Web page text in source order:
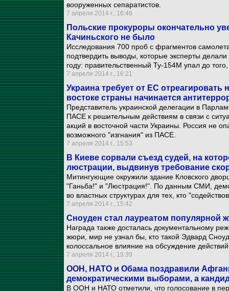
вооруженных сепаратистов.
7 апреля 2014 г., 16:46
Польские прокуроры окончательно
Качиньского не было
Исследования 700 проб с фрагментов
подтвердить выводы, которые эксперты
году: правительственный Ту-154М упал до
7 апреля 2014 г., 16:21
Украина требует от ЕС
востоке страны начинается
Представитель украинской делегации в
ПАСЕ к решительным действиям в связи с
акций в восточной части Украины. Россия не
возможного "изгнания" из ПАСЕ.
7 апреля 2014 г., 15:53
В Киеве сорвали съезд судей, на
люстрации, выдвинув требование
Митингующие окружили здание Кловского
"Ганьба!" и "Люстрация!". По данным СМИ,
во властных структурах для тех, кто
7 апреля 2014 г., 15:42
Сноуден стал лауреатом популярной
Награда также досталась документальному
жюри, мир не узнал бы, кто такой Эдвард
колоссальное влияние на обсуждение
7 апреля 2014 г., 15:39
ООН, НАТО и Обама поздравили
демократическими выборами, а
В ООН и НАТО отметили, что голосование в